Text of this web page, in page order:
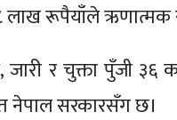
लाख रूपैयाँले
जारी र चुक्ता पुँजी
नेपाल सरकारसँग छ।